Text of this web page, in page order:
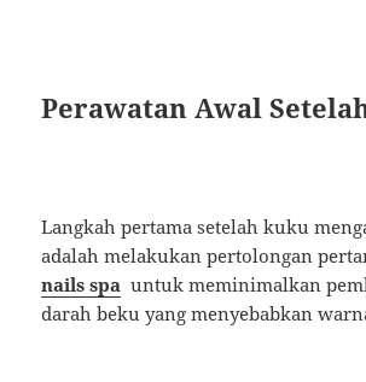
Perawatan Awal
Langkah pertama setelah kuku
adalah melakukan pertolongan
nails spa untuk meminimalkan
darah beku yang menyebabkan